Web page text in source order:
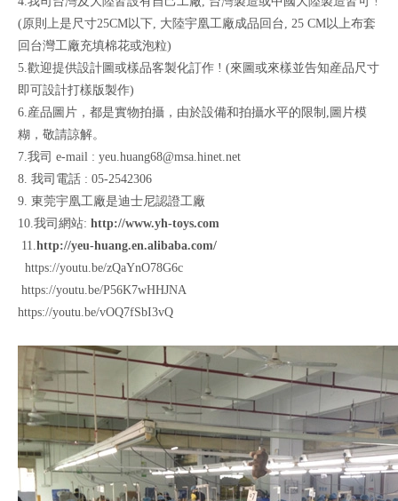
(原則上是尺寸25CM以下, 大陸宇凰工廠成品回台, 25 CM以上布套
回台灣工廠充填棉花或泡粒)
5.歡迎提供設計圖或樣品客製化訂作 ! (來圖或來樣並告知産品尺寸
即可設計打樣版製作)
6.産品圖片，都是實物拍攝，由於設備和拍攝水平的限制,圖片模
糊，敬請諒解。
7.我司 e-mail : yeu.huang68@msa.hinet.net
8. 我司電話 : 05-2542306
9. 東莞宇凰工廠是迪士尼認證工廠
10.我司網站: http://www.yh-toys.com
11.http://yeu-huang.en.alibaba.com/
https://youtu.be/zQaYnO78G6c
https://youtu.be/P56K7wHHJNA
https://youtu.be/vOQ7fSbI3vQ